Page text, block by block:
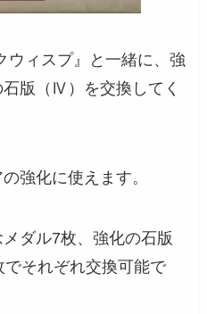
ウィスプ』と一緒に、強
版（Ⅳ）を交換してく
強化に使えます。
ダル7枚、強化の石版
それぞれ交換可能で